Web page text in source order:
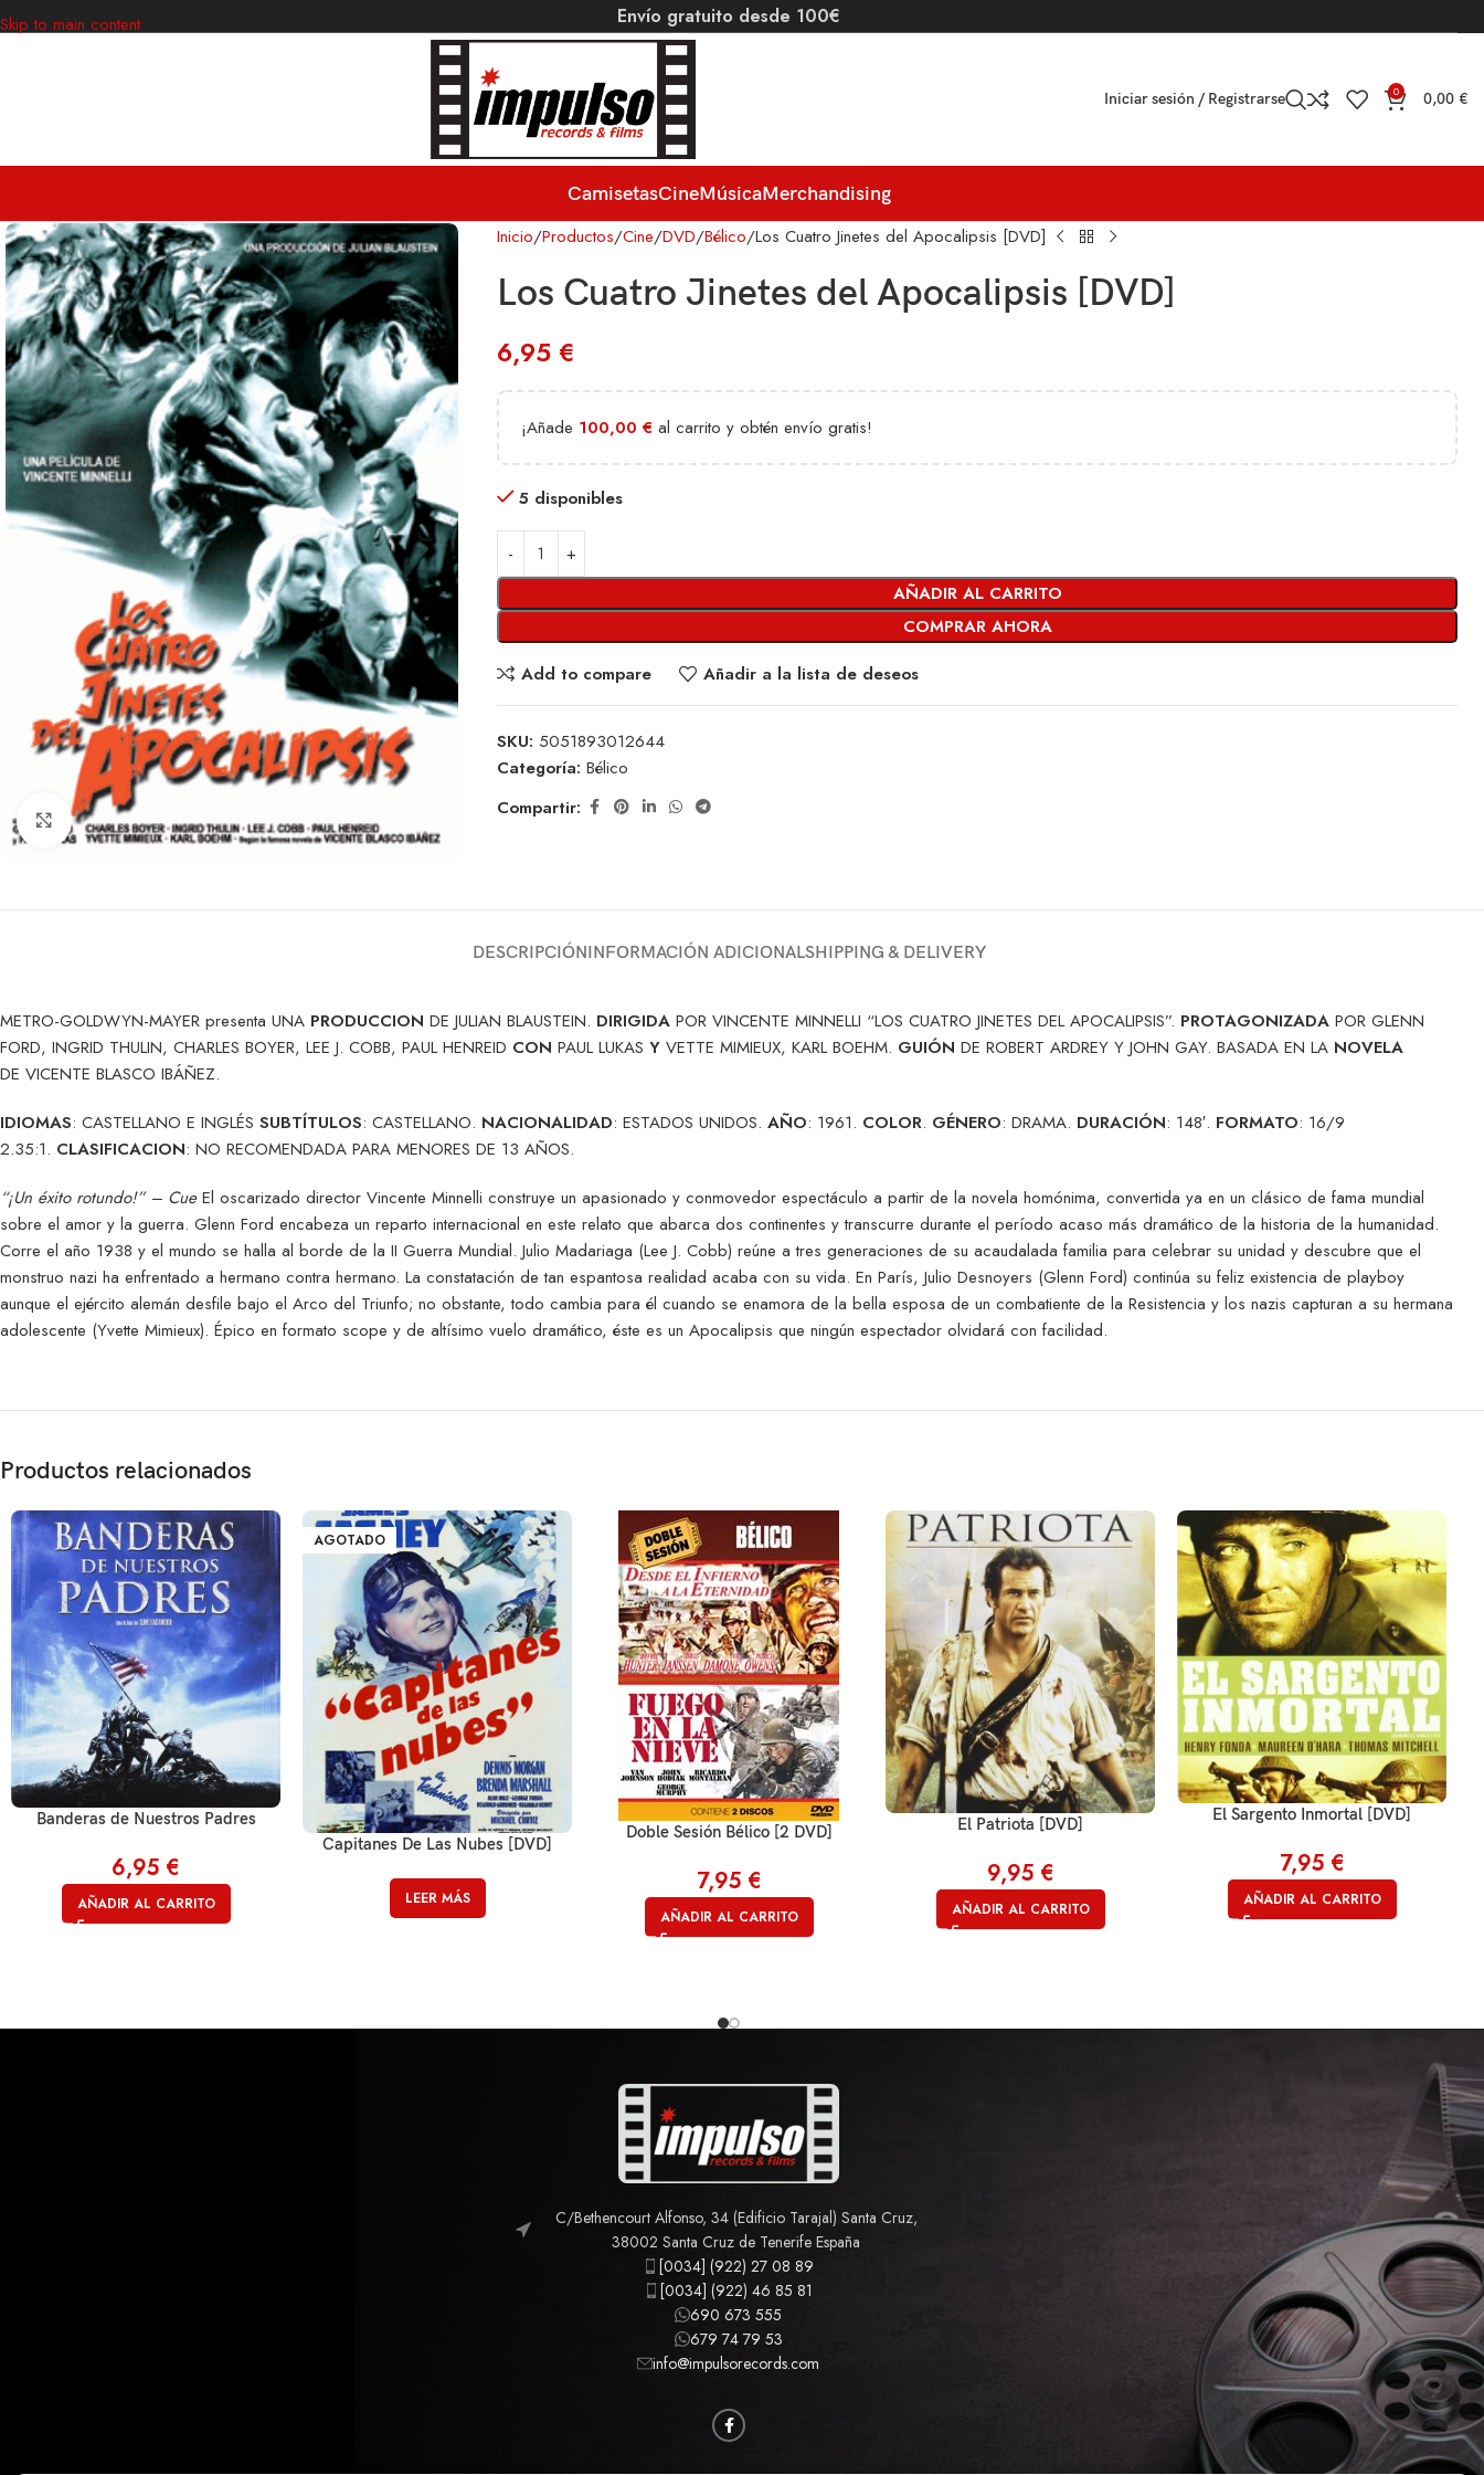
Skip to main content Envío gratuito desde 100€
Iniciar sesión / Registrarse 0 0,00 €
CamisetasCineMúsicaMerchandising
Clic para ampliar
Inicio Productos Cine DVD Bélico Los Cuatro Jinetes del Apocalipsis [DVD]
Los Cuatro Jinetes del Apocalipsis [DVD]
6,95 €
¡Añade 100,00 € al carrito y obtén envío gratis!
5 disponibles
AÑADIR AL CARRITO
COMPRAR AHORA
Add to compare
Añadir a la lista de deseos
SKU: 5051893012644
Categoría: Bélico
Compartir:
DESCRIPCIÓNINFORMACIÓN ADICIONALSHIPPING & DELIVERY
METRO-GOLDWYN-MAYER presenta UNA PRODUCCION DE JULIAN BLAUSTEIN. DIRIGIDA POR VINCENTE MINNELLI “LOS CUATRO JINETES DEL APOCALIPSIS”. PROTAGONIZADA POR GLENN
FORD, INGRID THULIN, CHARLES BOYER, LEE J. COBB, PAUL HENREID CON PAUL LUKAS Y VETTE MIMIEUX, KARL BOEHM. GUIÓN DE ROBERT ARDREY Y JOHN GAY. BASADA EN LA NOVELA
DE VICENTE BLASCO IBÁÑEZ.
IDIOMAS: CASTELLANO E INGLÉS SUBTÍTULOS: CASTELLANO. NACIONALIDAD: ESTADOS UNIDOS. AÑO: 1961. COLOR. GÉNERO: DRAMA. DURACIÓN: 148′. FORMATO: 16/9
2.35:1. CLASIFICACION: NO RECOMENDADA PARA MENORES DE 13 AÑOS.
“¡Un éxito rotundo!” – CueEl oscarizado director Vincente Minnelli construye un apasionado y conmovedor espectáculo a partir de la novela homónima, convertida ya en un clásico de fama mundial
sobre el amor y la guerra. Glenn Ford encabeza un reparto internacional en este relato que abarca dos continentes y transcurre durante el período acaso más dramático de la historia de la humanidad.
Corre el año 1938 y el mundo se halla al borde de la II Guerra Mundial. Julio Madariaga (Lee J. Cobb) reúne a tres generaciones de su acaudalada familia para celebrar su unidad y descubre que el
monstruo nazi ha enfrentado a hermano contra hermano. La constatación de tan espantosa realidad acaba con su vida. En París, Julio Desnoyers (Glenn Ford) continúa su feliz existencia de playboy
aunque el ejército alemán desfile bajo el Arco del Triunfo; no obstante, todo cambia para él cuando se enamora de la bella esposa de un combatiente de la Resistencia y los nazis capturan a su hermana
adolescente (Yvette Mimieux). Épico en formato scope y de altísimo vuelo dramático, éste es un Apocalipsis que ningún espectador olvidará con facilidad.
Productos relacionados
Banderas de Nuestros Padres
6,95 €
AÑADIR AL CARRITO
AGOTADO
Capitanes De Las Nubes [DVD]
LEER MÁS
Doble Sesión Bélico [2 DVD]
7,95 €
AÑADIR AL CARRITO
El Patriota [DVD]
9,95 €
AÑADIR AL CARRITO
El Sargento Inmortal [DVD]
7,95 €
AÑADIR AL CARRITO
C/Bethencourt Alfonso, 34 (Edificio Tarajal) Santa Cruz,
38002 Santa Cruz de Tenerife España
[0034] (922) 27 08 89
[0034] (922) 46 85 81
690 673 555
679 74 79 53
info@impulsorecords.com